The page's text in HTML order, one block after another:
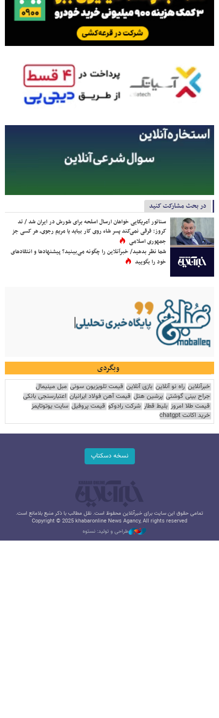
در بحث مشارکت کنید
سناتور آمریکایی خواهان ارسال اسلحه برای شورش در ایران شد / تد
کروز: فرقی نمی‌کند پسر شاه روی کار بیاید یا مریم رجوی، هر کسی جز
جمهوری اسلامی
شما نظر بدهید/ خبرآنلاین را چگونه می‌بینید؟ پیشنهادها و انتقادهای
خود را بگویید
وبگردی
خبرآنلاین راه نو آنلاین بازی آنلاین قیمت تلویزیون سونی مبل مینیمال
جراح بینی گوشتی پرشین هتل قیمت آهن فولاد ایرانیان اعتبارسنجی بانکی
قیمت طلا امروز بلیط قطار شرکت رادوکو قیمت پروفیل سایت یوتوتایمز
خرید اکانت chatgpt
نسخه دسکتاپ
تمامی حقوق این سایت برای خبرآنلاین محفوظ است. نقل مطالب با ذکر منبع بلامانع است.
Copyright © 2025 khabaronline News Agancy, All rights reserved
طراحی و تولید: نستوه